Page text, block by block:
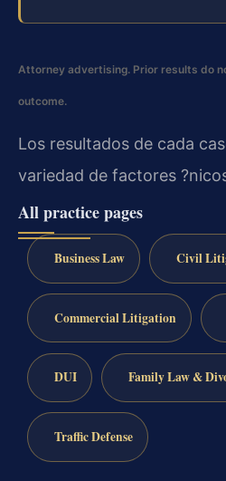
Attorney advertising. Prior results do
outcome.
Los resultados de cada
variedad de factores
All practice pages
Business Law Civil
Commercial Litigation
DUI Family Law &
Traffic Defense